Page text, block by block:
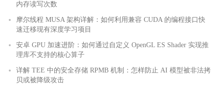
内存读写次数
摩尔线程 MUSA 架构详解：如何利用兼容 CUDA 的编程接口快
速迁移现有深度学习项目
安卓 GPU 加速进阶：如何通过自定义 OpenGL ES Shader 实现推
理库不支持的核心算子
详解 TEE 中的安全存储 RPMB 机制：怎样防止 AI 模型被非法拷
贝或被降级攻击